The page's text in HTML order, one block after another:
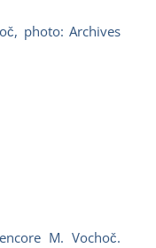
photo: Archives
M. Vochoč.